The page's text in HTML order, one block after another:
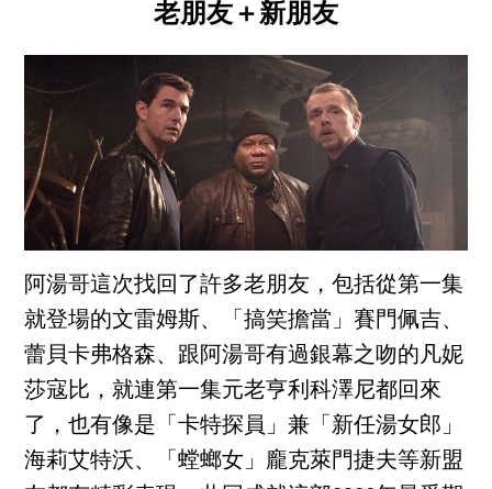
老朋友＋新朋友
阿湯哥這次找回了許多老朋友，包括從第一集
就登場的文雷姆斯、「搞笑擔當」賽門佩吉、
蕾貝卡弗格森、跟阿湯哥有過銀幕之吻的凡妮
莎寇比，就連第一集元老亨利科澤尼都回來
了，也有像是「卡特探員」兼「新任湯女郎」
海莉艾特沃、「螳螂女」龐克萊門捷夫等新盟